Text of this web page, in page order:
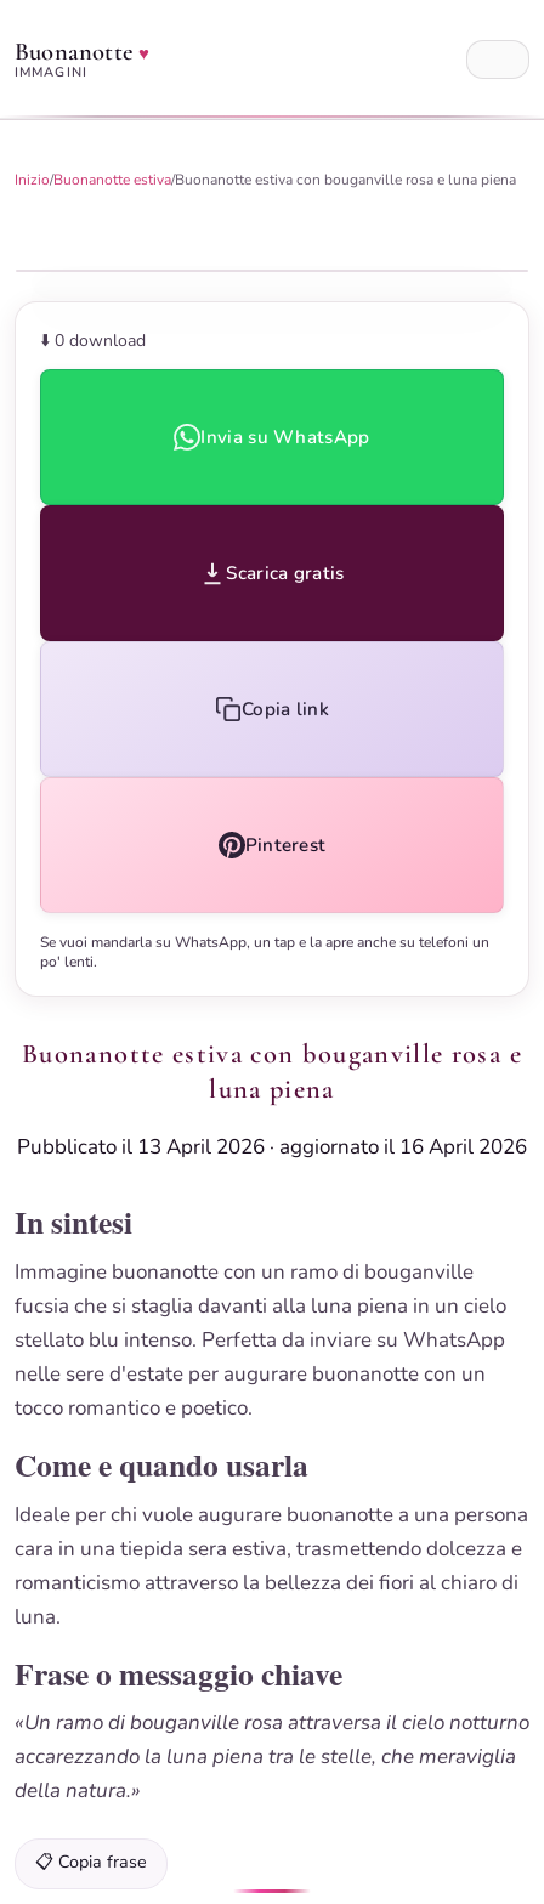
Buonanotte♥
IMMAGINI
Inizio/Buonanotte estiva/Buonanotte estiva con bouganville rosa e luna piena
⬇️ 0 download
Invia su WhatsApp
Scarica gratis
Copia link
Pinterest
Se vuoi mandarla su WhatsApp, un tap e la apre anche su telefoni un
po' lenti.
Buonanotte estiva con bouganville rosa e
luna piena
Pubblicato il 13 April 2026 · aggiornato il 16 April 2026
In sintesi
Immagine buonanotte con un ramo di bouganville
fucsia che si staglia davanti alla luna piena in un cielo
stellato blu intenso. Perfetta da inviare su WhatsApp
nelle sere d'estate per augurare buonanotte con un
tocco romantico e poetico.
Come e quando usarla
Ideale per chi vuole augurare buonanotte a una persona
cara in una tiepida sera estiva, trasmettendo dolcezza e
romanticismo attraverso la bellezza dei fiori al chiaro di
luna.
Frase o messaggio chiave
«Un ramo di bouganville rosa attraversa il cielo notturno
accarezzando la luna piena tra le stelle, che meraviglia
della natura.»
📋 Copia frase